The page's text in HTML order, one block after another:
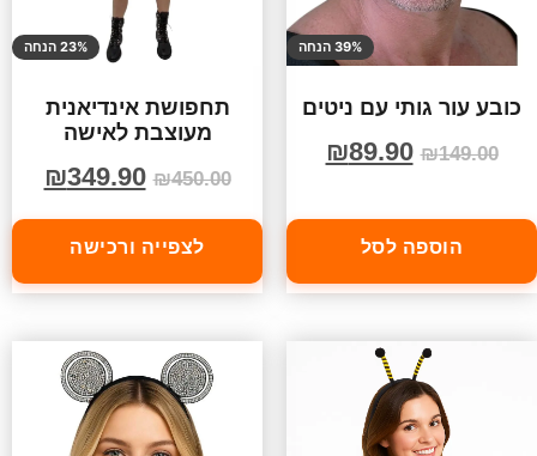
39% הנחה
כובע עור גותי עם ניטים
₪149.00
₪89.90
הוספה לסל
23% הנחה
תחפושת אינדיאנית
מעוצבת לאישה
₪450.00
₪349.90
לצפייה ורכישה